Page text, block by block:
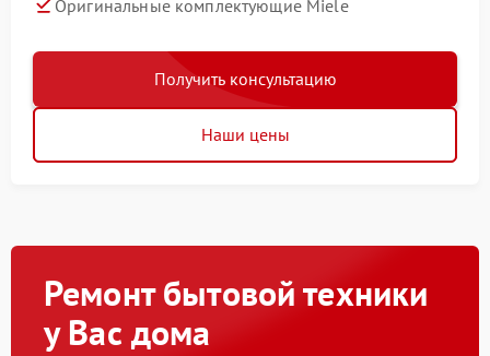
Оригинальные комплектующие Miele
Получить консультацию
Наши цены
Ремонт бытовой техники
у Вас дома